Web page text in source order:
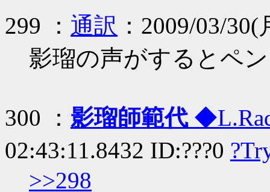
299 ： 通訳 ：2009/03/
影瑠の声がするとペ
300 ： 影瑠師範代
02:43:11.8432 ID:???0
>>298